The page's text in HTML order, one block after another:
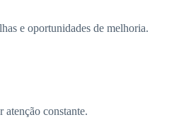
e oportunidades de melhoria.
atenção constante.